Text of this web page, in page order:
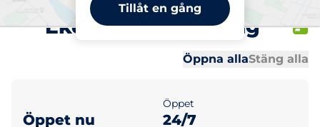
Tillåt en gång
Ekonomisk förening
Öppna allaStäng alla
Öppet nu
Öppet
24/7